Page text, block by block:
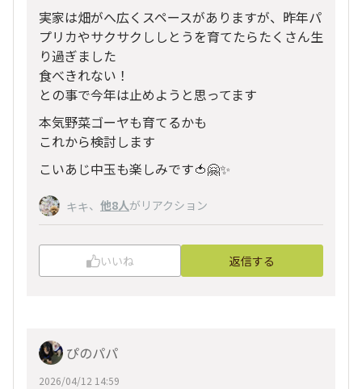
実家は畑がへ広くスペースがありますが、昨年パ
プリカやサクサクししとうを育てたらたくさん生
り過ぎました
食べきれない！
との事で今年は止めようと思ってます
本気野菜ゴーヤも育てるかも
これから検討します
こいあじ中玉も楽しみです🍅🤗✨
キキ、 他8人がリアクション
いいね 返信する
ぴのパパ
2026/04/12 14:59